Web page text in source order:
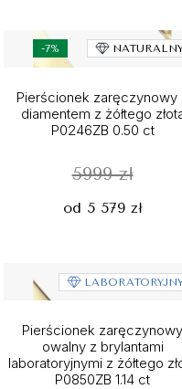
-7%
Pierścionek zaręczynowy
diamentem z żółtego
P0246ZB 0.50 ct
5999 zł
od 5 579 zł
Pierścionek zaręczynowy
owalny z brylantami
laboratoryjnymi z żółtego
P0850ZB 1.14 ct